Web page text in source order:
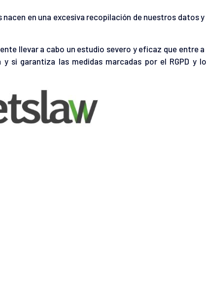
en una excesiva recopilación de nuestros datos
llevar a cabo un estudio severo y eficaz que entre
si garantiza las medidas marcadas por el RGPD y